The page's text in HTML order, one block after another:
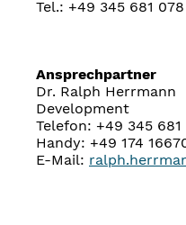
Tel.: +49 345 681
Ansprechpartner
Dr. Ralph Herrmann
Development
Telefon: +49 345 681
Handy: +49 174
E-Mail: